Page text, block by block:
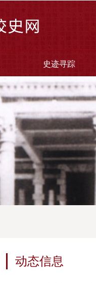
史迹寻踪
动态信息